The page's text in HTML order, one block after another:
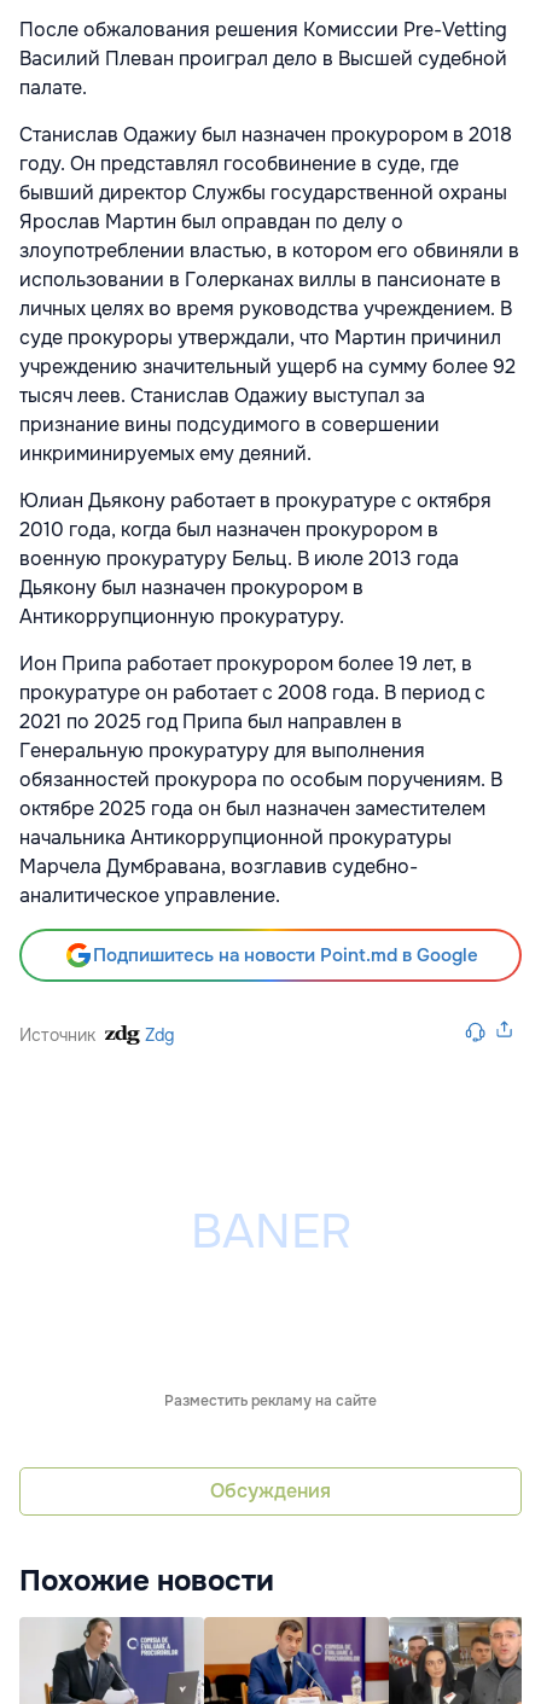
После обжалования решения Комиссии Pre-Vetting
Василий Плеван проиграл дело в Высшей судебной
палате.
Станислав Одажиу был назначен прокурором в 2018
году. Он представлял гособвинение в суде, где
бывший директор Службы государственной охраны
Ярослав Мартин был оправдан по делу о
злоупотреблении властью, в котором его обвиняли в
использовании в Голерканах виллы в пансионате в
личных целях во время руководства учреждением. В
суде прокуроры утверждали, что Мартин причинил
учреждению значительный ущерб на сумму более 92
тысяч леев. Станислав Одажиу выступал за
признание вины подсудимого в совершении
инкриминируемых ему деяний.
Юлиан Дьякону работает в прокуратуре с октября
2010 года, когда был назначен прокурором в
военную прокуратуру Бельц. В июле 2013 года
Дьякону был назначен прокурором в
Антикоррупционную прокуратуру.
Ион Припа работает прокурором более 19 лет, в
прокуратуре он работает с 2008 года. В период с
2021 по 2025 год Припа был направлен в
Генеральную прокуратуру для выполнения
обязанностей прокурора по особым поручениям. В
октябре 2025 года он был назначен заместителем
начальника Антикоррупционной прокуратуры
Марчела Думбравана, возглавив судебно-
аналитическое управление.
Подпишитесь на новости Point.md в Google
Источник Zdg
Разместить рекламу на сайте
Обсуждения
Похожие новости